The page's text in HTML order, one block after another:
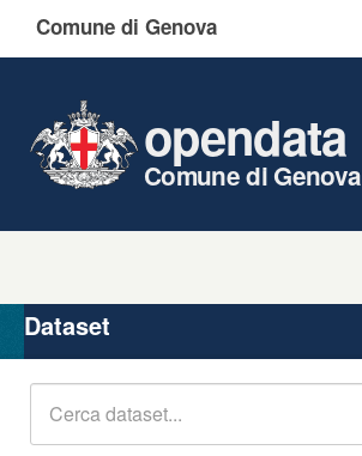
Comune di Genova
opendata
Comune di Genova
Organizzazioni
Gruppi
Dataset